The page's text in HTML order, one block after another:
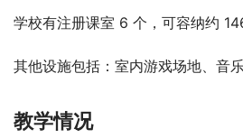
学校有注册课室 6 个，可容纳约
其他设施包括：室内游戏场地、音
教学情况